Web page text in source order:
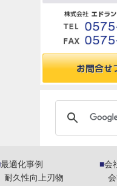
最適化事例
耐久性向上刃物
会